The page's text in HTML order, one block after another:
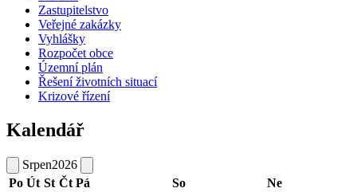
Zastupitelstvo
Veřejné zakázky
Vyhlášky
Rozpočet obce
Územní plán
Řešení životních situací
Krizové řízení
Kalendář
Srpen2026
Po Út St Čt Pá So Ne